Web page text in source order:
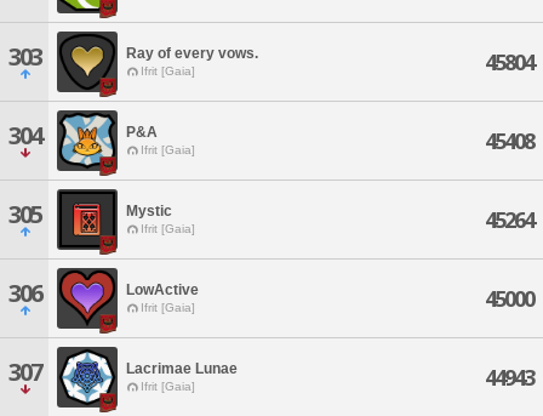
303 Ray of every vows.
Ifrit [Gaia] 45804
304 P&A
Ifrit [Gaia] 45408
305 Mystic
Ifrit [Gaia] 45264
306 LowActive
Ifrit [Gaia] 45000
307 Lacrimae Lunae
Ifrit [Gaia] 44943